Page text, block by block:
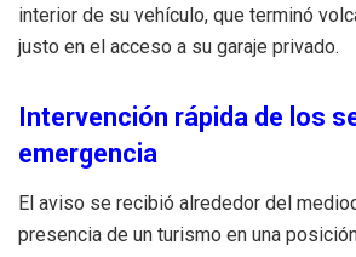
interior de su vehículo, que terminó
justo en el acceso a su garaje privado.
Intervención rápida de los
emergencia
El aviso se recibió alrededor del
presencia de un turismo en una